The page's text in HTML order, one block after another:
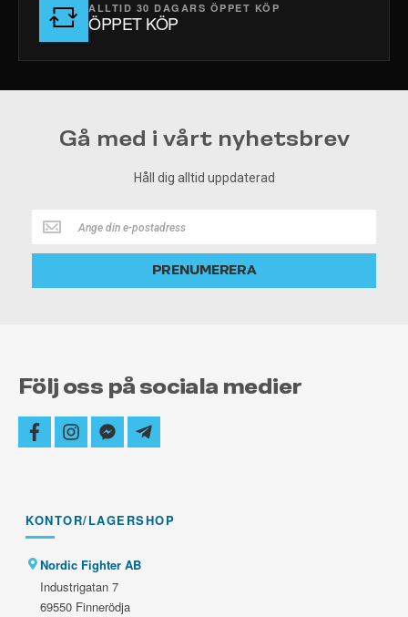
ALLTID 30 DAGARS ÖPPET KÖP
ÖPPET KÖP
Gå med i vårt nyhetsbrev
Håll dig alltid uppdaterad
Håll
dig
alltid
PRENUMERERA
Följ oss på sociala medier
facebookinstagram
facebook-
messenger
telegram-
plane
KONTOR/LAGERSHOP
Nordic Fighter AB
Industrigatan 7
69550 Finnerödja